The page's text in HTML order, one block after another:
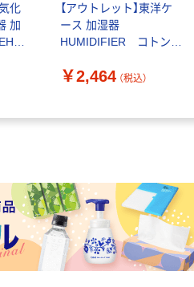
化
加
【アウトレット】東洋ケ
ース 加湿器
HUMIDIFIER コトン
kari4511546140137 1個
￥2,464 （税込）